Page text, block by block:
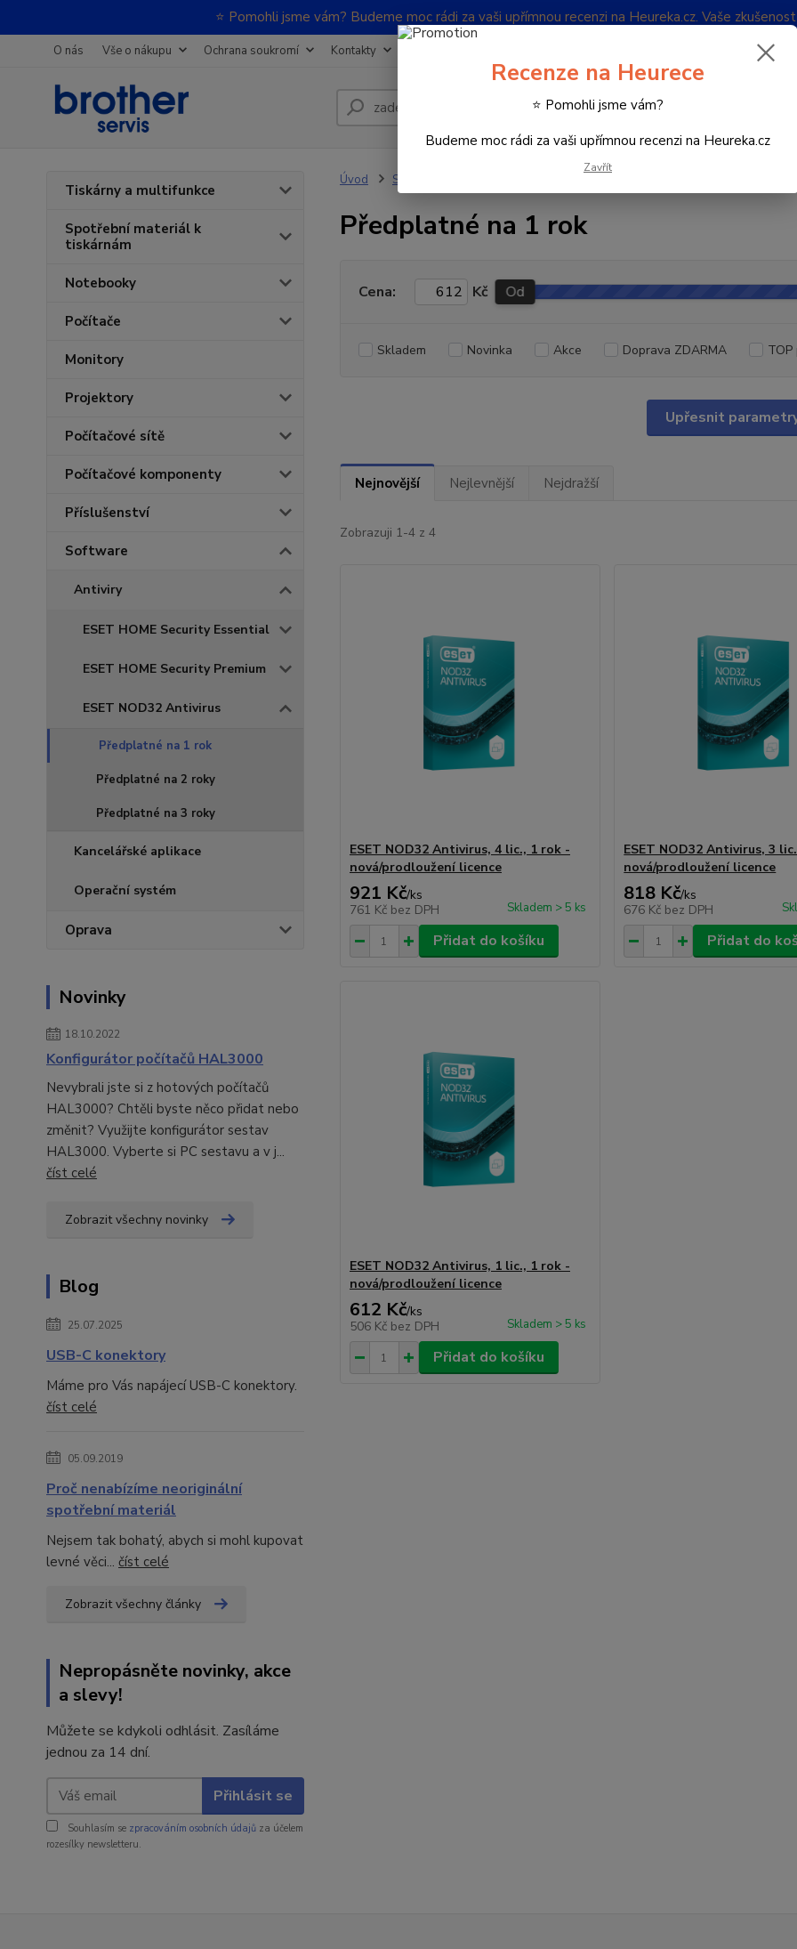
⭐ Pomohli jsme vám? Budeme moc rádi za vaši upřímnou recenzi na Heureka.cz. Vaše
O nás Vše o nákupu Ochrana soukromí Kontakty
Hledat 732
(Po-
Tiskárny a multifunkce
Spotřební materiál k
tiskárnám
Notebooky
Počítače
Monitory
Projektory
Počítačové sítě
Počítačové komponenty
Příslušenství
Software
Antiviry
ESET HOME Security Essential
ESET HOME Security Premium
ESET NOD32 Antivirus
Předplatné na 1 rok
Předplatné na 2 roky
Předplatné na 3 roky
Kancelářské aplikace
Operační systém
Oprava
Novinky
18.10.2022
Konfigurátor počítačů HAL3000
Nevybrali jste si z hotových počítačů
HAL3000? Chtěli byste něco přidat nebo
změnit? Využijte konfigurátor sestav
HAL3000. Vyberte si PC sestavu a v j...
číst celé
Zobrazit všechny novinky
Blog
25.07.2025
USB-C konektory
Máme pro Vás napájecí USB-C konektory.
číst celé
05.09.2019
Proč nenabízíme neoriginální
spotřební materiál
Nejsem tak bohatý, abych si mohl kupovat
levné věci... číst celé
Zobrazit všechny články
Nepropásněte novinky, akce
a slevy!
Můžete se kdykoli odhlásit. Zasíláme
jednou za 14 dní.
Přihlásit se
Souhlasím se zpracováním osobních údajů za účelem
rozesílky newsletteru.
Úvod Software
Předplatné na 1 rok
Upřesnit
Cena: Kč Od
Skladem Novinka Akce Doprava ZDARMA
Nejnovější Nejlevnější Nejdražší
Zobrazuji 1-4 z 4
ESET NOD32 Antivirus, 4 lic., 1 rok -
nová/prodloužení licence
921 Kč/ks
761 Kč bez DPH Skladem > 5 ks
Přidat do košíku
ESET NOD32 Antivirus, 3
nová/prodloužení licence
818 Kč/ks
676 Kč bez DPH
Přidat do
ESET NOD32 Antivirus, 1 lic., 1 rok -
nová/prodloužení licence
612 Kč/ks
506 Kč bez DPH Skladem > 5 ks
Přidat do košíku
Recenze na Heurece
⭐ Pomohli jsme vám?
Budeme moc rádi za vaši upřímnou recenzi na Heureka.cz
Zavřít